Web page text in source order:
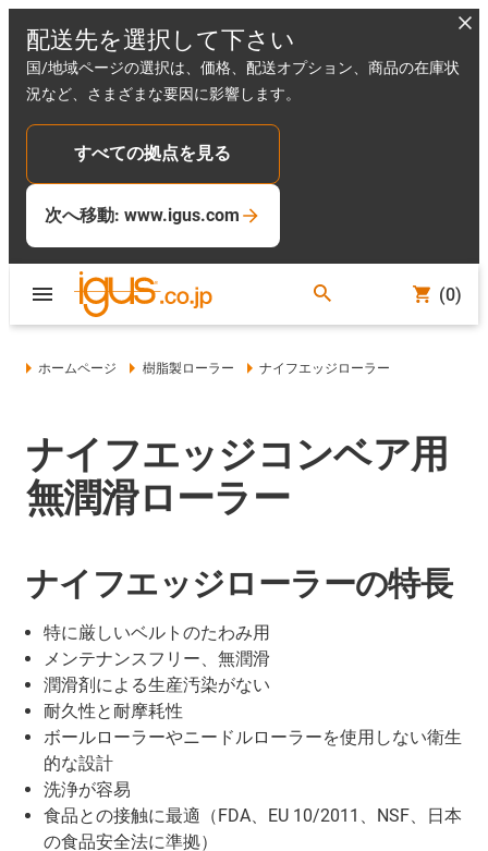
配送先を選択して下さい
国/地域ページの選択は、価格、配送オプション、商品の在庫状
況など、さまざまな要因に影響します。
すべての拠点を見る
次へ移動: www.igus.com
(0)
ホームページ 樹脂製ローラー ナイフエッジローラー
ナイフエッジコンベア用
無潤滑ローラー
ナイフエッジローラーの特長
特に厳しいベルトのたわみ用
メンテナンスフリー、無潤滑
潤滑剤による生産汚染がない
耐久性と耐摩耗性
ボールローラーやニードルローラーを使用しない衛生
的な設計
洗浄が容易
食品との接触に最適（FDA、EU 10/2011、NSF、日本
の食品安全法に準拠）